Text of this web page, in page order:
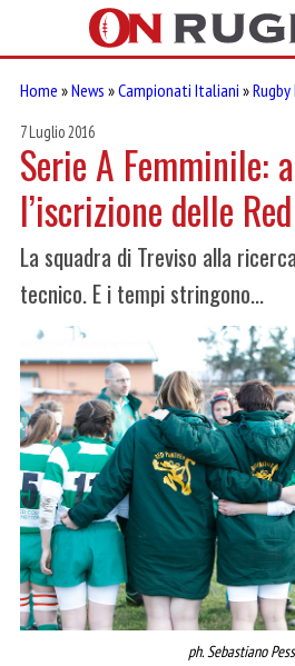
Home »News »Campionati Italiani »
7 Luglio 2016
Serie A Femminile:
l’iscrizione delle
La squadra di Treviso alla
tecnico. E i tempi stringono...
ph. Sebastiano